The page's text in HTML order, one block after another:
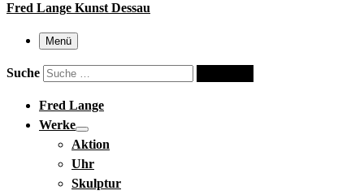
Fred Lange Kunst Dessau
Menü
Suche
Fred Lange
Werke
Aktion
Uhr
Skulptur